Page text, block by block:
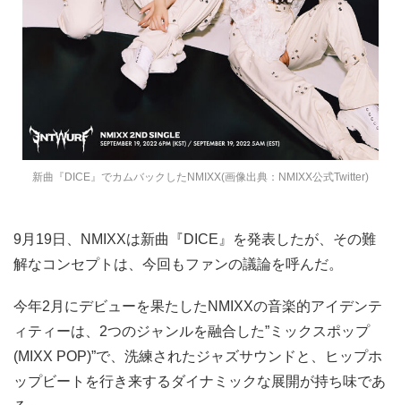
新曲『DICE』でカムバックしたNMIXX(画像出典：NMIXX公式Twitter)
9月19日、NMIXXは新曲『DICE』を発表したが、その難
解なコンセプトは、今回もファンの議論を呼んだ。
今年2月にデビューを果たしたNMIXXの音楽的アイデンテ
ィティーは、2つのジャンルを融合した”ミックスポップ
(MIXX POP)”で、洗練されたジャズサウンドと、ヒップホ
ップビートを行き来するダイナミックな展開が持ち味であ